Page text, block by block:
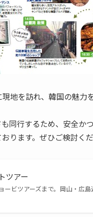
地を訪れ、韓国の魅力
同行するため、安全か
ります。ぜひご検討くだ
ツアー
ビツアーズまで。岡山・広